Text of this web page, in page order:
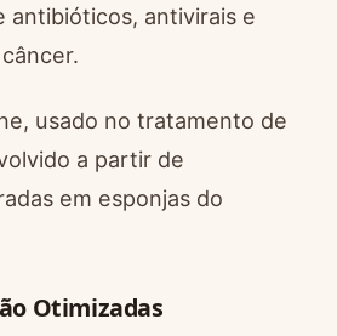
antibióticos, antivirais e
usado no tratamento de
a partir de
em esponjas do
Otimizadas